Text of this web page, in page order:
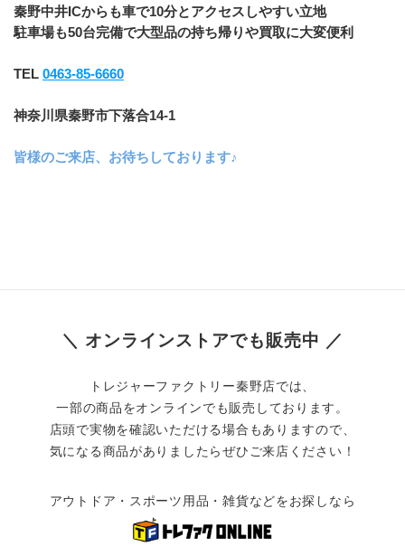
秦野中井ICからも車で10分とアクセスしやすい立地
駐車場も50台完備で大型品の持ち帰りや買取に大変便利
TEL 0463-85-6660
神奈川県秦野市下落合14-1
皆様のご来店、お待ちしております♪
＼ オンラインストアでも販売中 ／
トレジャーファクトリー秦野店では、
一部の商品をオンラインでも販売しております。
店頭で実物を確認いただける場合もありますので、
気になる商品がありましたらぜひご来店ください！
アウトドア・スポーツ用品・雑貨などをお探しなら